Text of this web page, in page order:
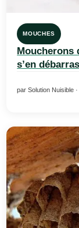
MOUCHES
Moucherons
s’en
par Solution Nuisible